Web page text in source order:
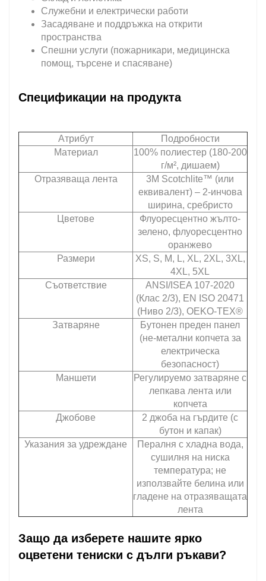
Служебни и електрически работи
Засадяване и поддръжка на открити
пространства
Спешни услуги (пожарникари, медицинска
помощ, търсене и спасяване)
Спецификации на продукта
Атрибут
Подробности
Материал
100% полиестер (180-200
г/м², дишаем)
Отразяваща лента
3M Scotchlite™ (или
еквивалент) – 2-инчова
ширина, сребристо
Цветове
Флуоресцентно жълто-
зелено, флуоресцентно
оранжево
Размери
XS, S, M, L, XL, 2XL, 3XL,
4XL, 5XL
Съответствие
ANSI/ISEA 107-2020
(Клас 2/3), EN ISO 20471
(Ниво 2/3), OEKO-TEX®
Затваряне
Бутонен преден панел
(не-метални копчета за
електрическа
безопасност)
Маншети
Регулируемо затваряне с
лепкава лента или
копчета
Джобове
2 джоба на гърдите (с
бутон и капак)
Указания за удреждане
Пералня с хладна вода,
сушилня на ниска
температура; не
използвайте белина или
гладене на отразяващата
лента
Защо да изберете нашите ярко
оцветени тениски с дълги ръкави?